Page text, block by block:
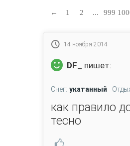
← 1 2 ... 999
14 ноября 2014
DF_ пишет:
Снег: укатанный
как правило
тесно